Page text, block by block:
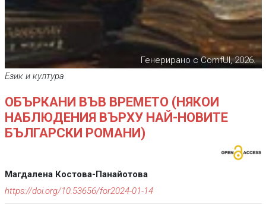
Генерирано с ComfUI, 2026.
Eзик и култура
ОБЪРКАНИ ВЪВ ВРЕМЕТО (НЯКОИ
НАБЛЮДЕНИЯ ВЪРХУ НАЙ-НОВИТЕ
БЪЛГАРСКИ РОМАНИ)
Магдалена Костова-Панайотова
https://doi.org/10.53656/for2024-01-14